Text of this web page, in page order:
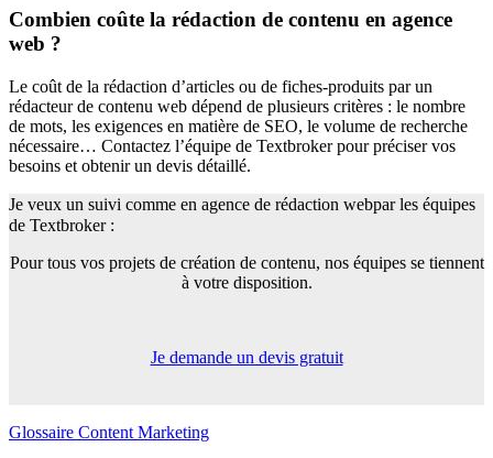
Combien coûte la rédaction de contenu en agence
web ?
Le coût de la rédaction d’articles ou de fiches-produits par un
rédacteur de contenu web dépend de plusieurs critères : le nombre
de mots, les exigences en matière de SEO, le volume de recherche
nécessaire… Contactez l’équipe de Textbroker pour préciser vos
besoins et obtenir un devis détaillé.
Je veux un suivi comme en agence de rédaction webpar les équipes
de Textbroker :
Pour tous vos projets de création de contenu, nos équipes se tiennent
à votre disposition.
Je demande un devis gratuit
Glossaire Content Marketing